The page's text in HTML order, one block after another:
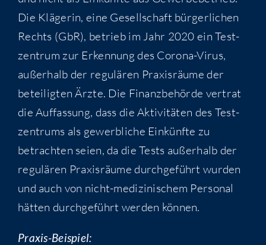
Die Klä­ge­rin, eine Gesell­schaft bür­ger­li­chen
Rechts (GbR), betrieb im Jahr 2020 ein Test­
zen­trum zur Erken­nung des Coro­na-Virus,
außer­halb der regu­lä­ren Pra­xis­räu­me der
betei­lig­ten Ärz­te. Die Finanz­be­hör­de ver­trat
die Auf­fas­sung, dass die Akti­vi­tä­ten des Test­
zen­trums als gewerb­li­che Ein­künf­te zu
betrach­ten sei­en, da die Tests außer­halb der
regu­lä­ren Pra­xis­räu­me durch­ge­führt wur­den
und auch von nicht-medi­zi­ni­schem Per­so­nal
hät­ten durch­ge­führt wer­den können.
Pra­xis-Bei­spiel: